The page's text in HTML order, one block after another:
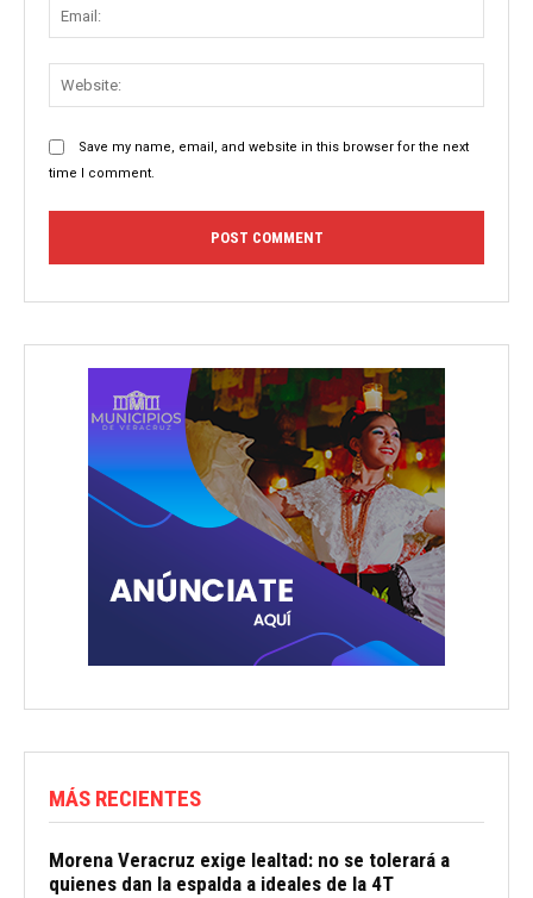
Save my name, email, and website in this browser for the next
time I comment.
MÁS RECIENTES
Morena Veracruz exige lealtad: no se tolerará a
quienes dan la espalda a ideales de la 4T